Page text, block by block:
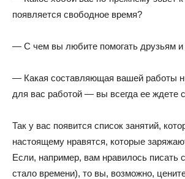
появляется свободное время?
— С чем вы любите помогать друзьям и
— Какая составляющая вашей работы
для вас работой — вы всегда ее ждете
Так у вас появится список занятий,
настоящему нравятся, которые
Если, например, вам нравилось писать
стало времени), то вы, возможно,